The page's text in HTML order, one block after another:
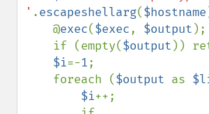
' .escapeshellarg($hostname
    @
exec($exec, $output );
    if (empty(
$output ))
$i=-1;
    foreach (
$output as
$i++;